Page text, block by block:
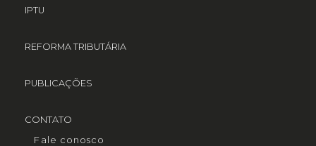
IPTU
REFORMA TRIBUTÁRIA
PUBLICAÇÕES
CONTATO
Fale conosco